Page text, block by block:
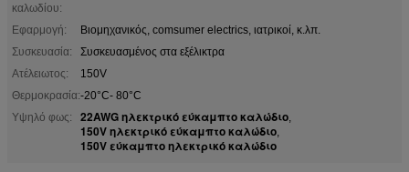
καλωδίου:
Εφαρμογή:
Βιομηχανικός, comsumer electrics, ιατρικοί, κ.λπ.
Συσκευασία:
Συσκευασμένος στα εξέλικτρα
Ατέλειωτος:
150V
Θερμοκρασία:-20°C- 80°C
Υψηλό φως:
22AWG ηλεκτρικό εύκαμπτο καλώδιο,
150V ηλεκτρικό εύκαμπτο καλώδιο,
150V εύκαμπτο ηλεκτρικό καλώδιο